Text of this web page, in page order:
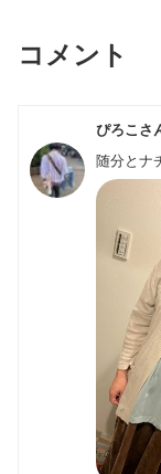
コメント
ぴろこさ
随分とナ